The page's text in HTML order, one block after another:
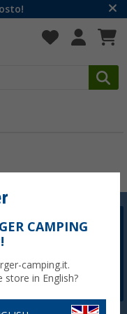
non è attualmente
il prima possibile.
CAMPING
camping.it.
in English?